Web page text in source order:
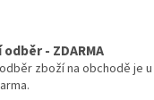
- ZDARMA
zboží na obchodě je